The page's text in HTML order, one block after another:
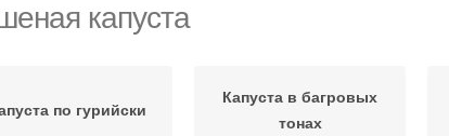
капуста
по гурийски
Капуста в багровых
тонах